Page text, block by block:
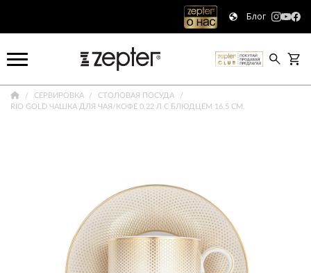
Блог
СЕРВИРОВКА
СТОЛОВАЯ ПОСУДА
RIO GOLD ЧАШКА ДЛЯ ЧАЯ/КОФЕ 0,22 Л С БЛЮДЦЕМ 16,5 СМ.